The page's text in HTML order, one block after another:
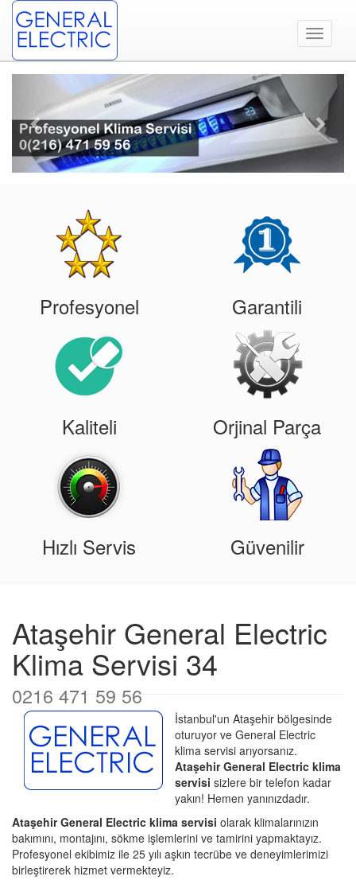
Toggle
Previous Next
Profesyonel Garantili
Kaliteli Orjinal Parça
Hızlı Servis Güvenilir
Ataşehir General Electric
Klima Servisi 34
0216 471 59 56
İstanbul'un Ataşehir bölgesinde
oturuyor ve General Electric
klima servisi arıyorsanız.
Ataşehir General Electric klima
servisi sizlere bir telefon kadar
yakın! Hemen yanınızdadır.
Ataşehir General Electric klima servisi olarak klimalarınızın
bakımını, montajını, sökme işlemlerini ve tamirini yapmaktayız.
Profesyonel ekibimiz ile 25 yılı aşkın tecrübe ve deneyimlerimizi
birleştirerek hizmet vermekteyiz.